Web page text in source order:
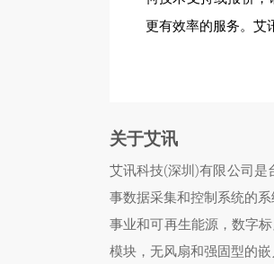
更有效率的服务。艾
关于艾讯
艾讯科技(深圳)有限公司是
事数据采集和控制系统的
事业和可再生能源，数字
模块，无风扇和强固型的